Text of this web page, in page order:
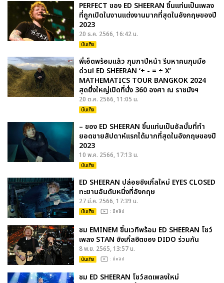
PERFECT ของ ED SHEERAN ขึ้นแท่นเป็นเพลง
ที่ถูกเปิดในงานแต่งงานมากที่สุดในอังกฤษของปี
2023
20 ธ.ค. 2566, 16:42 น.
บันเทิง
พี่เอ็ดพร้อมแล้ว กุมภาปีหน้า รีบหาคนกุมมือ
ด่วน! ED SHEERAN ‘+ - = ÷ X’
MATHEMATICS TOUR BANGKOK 2024
สุดยิ่งใหญ่เปิดที่นั่ง 360 องศา ณ ราชมังฯ
20 ต.ค. 2566, 11:05 น.
บันเทิง
– ของ ED SHEERAN ขึ้นแท่นเป็นอัลบั้มที่ทำ
ยอดขายสัปดาห์แรกได้มากที่สุดในอังกฤษของปี
2023
10 พ.ค. 2566, 17:13 น.
บันเทิง
ED SHEERAN ปล่อยซิงเกิ้ลใหม่ EYES CLOSED
ทะยานอันดับหนึ่งที่อังกฤษ
27 มี.ค. 2566, 17:39 น.
บันเทิง : มีคลิป
ชม EMINEM ขึ้นเวทีพร้อม ED SHEERAN โชว์
เพลง STAN ซิงเกิ้ลฮิตของ DIDO ร่วมกัน
8 พ.ย. 2565, 13:57 น.
บันเทิง : มีคลิป
ชม ED SHEERAN โชว์สดเพลงใหม่